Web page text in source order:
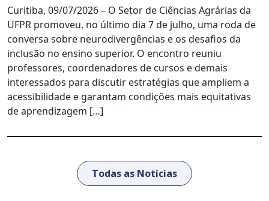
Curitiba, 09/07/2026 – O Setor de Ciências Agrárias da
UFPR promoveu, no último dia 7 de julho, uma roda de
conversa sobre neurodivergências e os desafios da
inclusão no ensino superior. O encontro reuniu
professores, coordenadores de cursos e demais
interessados para discutir estratégias que ampliem a
acessibilidade e garantam condições mais equitativas
de aprendizagem […]
Todas as Notícias